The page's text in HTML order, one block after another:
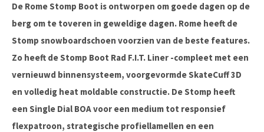
De Rome Stomp Boot is ontworpen om goede dagen op de
berg om te toveren in geweldige dagen. Rome heeft de
Stomp snowboardschoen voorzien van de beste features.
Zo heeft de Stomp Boot Rad F.I.T. Liner -compleet met een
vernieuwd binnensysteem, voorgevormde SkateCuff 3D
en volledig heat moldable constructie. De Stomp heeft
een Single Dial BOA voor een medium tot responsief
flexpatroon, strategische profiellamellen en een